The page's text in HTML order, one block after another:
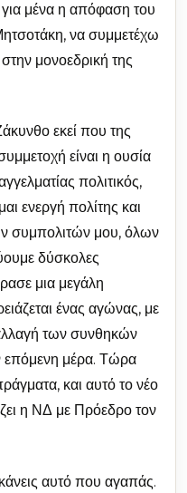
για μένα η απόφαση του
να συμμετέχω
μονοεδρική της
εκεί που της
είναι η ουσία
πολιτικός,
ενεργή πολίτης και
συμπολιτών μου, όλων
δύσκολες
μια μεγάλη
ένας αγώνας, με
των συνθηκών
επόμενη μέρα. Τώρα
και αυτό το νέο
η ΝΔ με Πρόεδρο τον
αυτό που αγαπάς.